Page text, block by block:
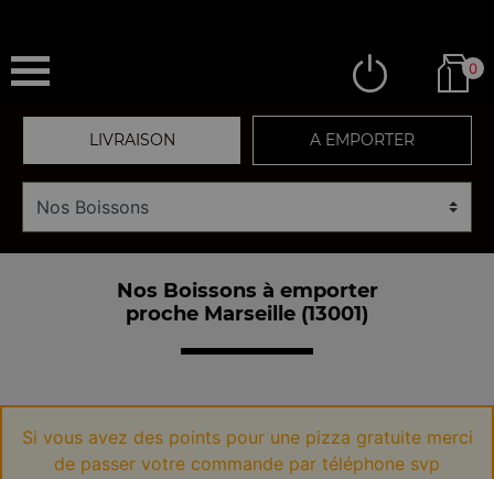
0
LIVRAISON A EMPORTER
Nos Boissons à emporter
proche Marseille (13001)
Si vous avez des points pour une pizza gratuite merci
de passer votre commande par téléphone svp